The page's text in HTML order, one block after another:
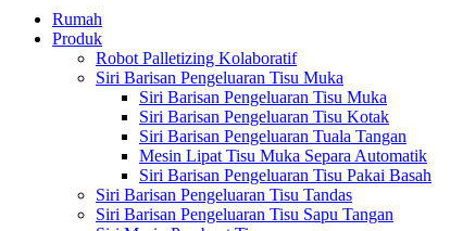
Rumah
Produk
Robot Palletizing Kolaboratif
Siri Barisan Pengeluaran Tisu Muka
Siri Barisan Pengeluaran Tisu Muka
Siri Barisan Pengeluaran Tisu Kotak
Siri Barisan Pengeluaran Tuala Tangan
Mesin Lipat Tisu Muka Separa Automatik
Siri Barisan Pengeluaran Tisu Pakai Basah
Siri Barisan Pengeluaran Tisu Tandas
Siri Barisan Pengeluaran Tisu Sapu Tangan